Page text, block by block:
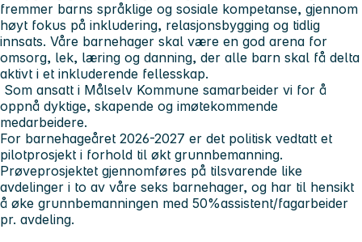
fremmer barns språklige og sosiale kompetanse, gjennom
høyt fokus på inkludering, relasjonsbygging og tidlig
innsats. Våre barnehager skal være en god arena for
omsorg, lek, læring og danning, der alle barn skal få delta
aktivt i et inkluderende fellesskap.
Som ansatt i Målselv Kommune samarbeider vi for å
oppnå dyktige, skapende og imøtekommende
medarbeidere.
For barnehageåret 2026-2027 er det politisk vedtatt et
pilotprosjekt i forhold til økt grunnbemanning.
Prøveprosjektet gjennomføres på tilsvarende like
avdelinger i to av våre seks barnehager, og har til hensikt
å øke grunnbemanningen med 50%assistent/fagarbeider
pr. avdeling.